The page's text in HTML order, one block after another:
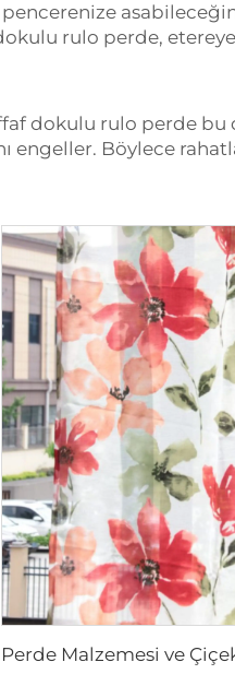
rulo perde,
dokulu rulo perde
engeller. Böylece